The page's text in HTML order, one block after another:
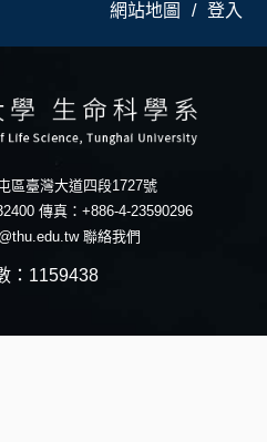
網站地圖 登入
屯區臺灣大道四段1727號
傳真：+886-4-23590296
聯絡我們
：1159438